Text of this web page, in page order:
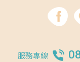
服務專線